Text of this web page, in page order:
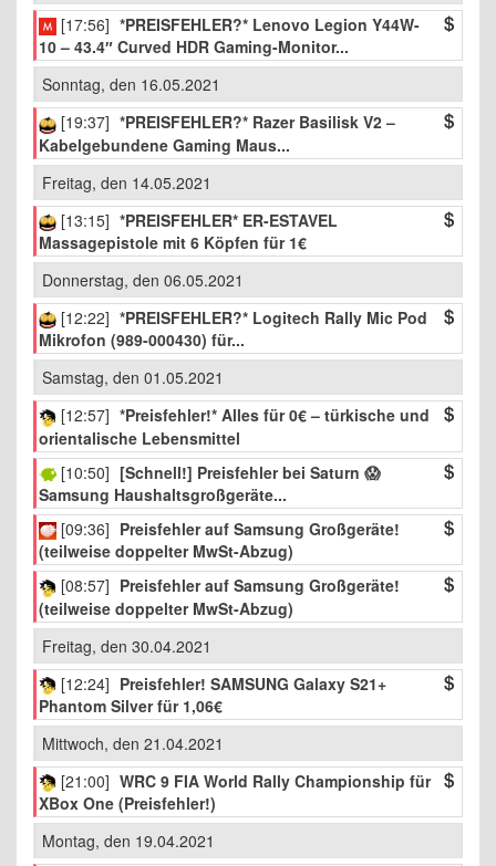
[17:56] *PREISFEHLER?* Lenovo Legion Y44W-
10 – 43.4″ Curved HDR Gaming-Monitor...
Sonntag, den 16.05.2021
[19:37] *PREISFEHLER?* Razer Basilisk V2 –
Kabelgebundene Gaming Maus...
Freitag, den 14.05.2021
[13:15] *PREISFEHLER* ER-ESTAVEL
Massagepistole mit 6 Köpfen für 1€
Donnerstag, den 06.05.2021
[12:22] *PREISFEHLER?* Logitech Rally Mic Pod
Mikrofon (989-000430) für...
Samstag, den 01.05.2021
[12:57] *Preisfehler!* Alles für 0€ – türkische und
orientalische Lebensmittel
[10:50] [Schnell!] Preisfehler bei Saturn 😱
Samsung Haushaltsgroßgeräte...
[09:36] Preisfehler auf Samsung Großgeräte!
(teilweise doppelter MwSt-Abzug)
[08:57] Preisfehler auf Samsung Großgeräte!
(teilweise doppelter MwSt-Abzug)
Freitag, den 30.04.2021
[12:24] Preisfehler! SAMSUNG Galaxy S21+
Phantom Silver für 1,06€
Mittwoch, den 21.04.2021
[21:00] WRC 9 FIA World Rally Championship für
XBox One (Preisfehler!)
Montag, den 19.04.2021